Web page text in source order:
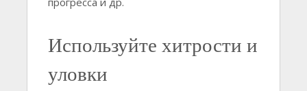
Используйте хитрости и
уловки